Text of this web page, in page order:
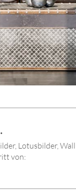
Lotusbilder,
von: